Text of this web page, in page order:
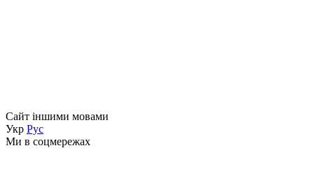
Сайт іншими мовами
Укр Рус
Ми в соцмережах